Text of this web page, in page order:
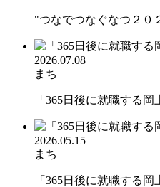
"つなでつなぐなつ２
2026.07.08
まち
「365日後に就職する
2026.05.15
まち
「365日後に就職する